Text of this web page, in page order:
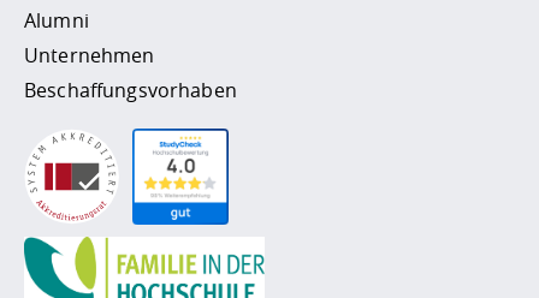
Alumni
Unternehmen
Beschaffungsvorhaben